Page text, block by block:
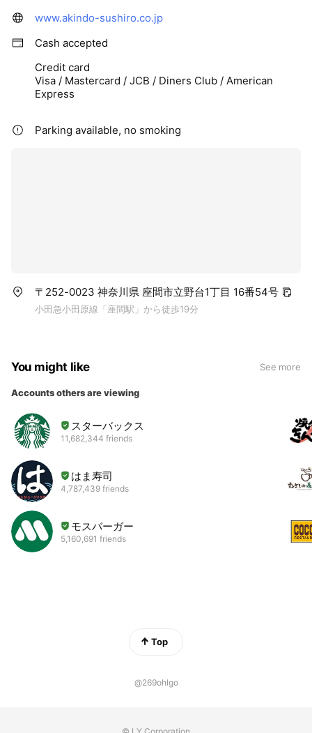
www.akindo-sushiro.co.jp
Cash accepted
Credit card
Visa / Mastercard / JCB / Diners Club / American
Express
Parking available, no smoking
〒252-0023 神奈川県 座間市立野台1丁目 16番54号
小田急小田原線「座間駅」から徒歩19分
You might like See more
Accounts others are viewing
スターバックス
11,682,344 friends
はま寿司
4,787,439 friends
モスバーガー
5,160,691 friends
Top
@269ohlgo